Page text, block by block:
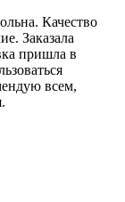
Качество
Заказала
пришла в
всем,